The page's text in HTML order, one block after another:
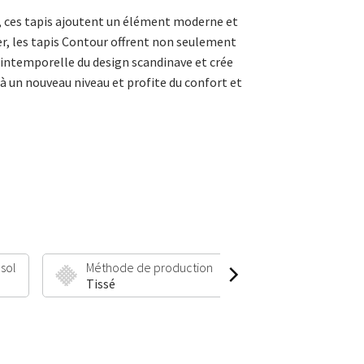
ces tapis ajoutent un élément moderne et
les tapis Contour offrent non seulement
du design scandinave et crée
un nouveau niveau et profite du confort et
Méthode de production
Tissé